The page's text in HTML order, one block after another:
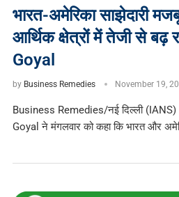
भारत-अमेरिका साझेदारी
आर्थिक क्षेत्रों में तेजी से
Goyal
by Business Remedies November 19,
Business Remedies/नई दिल्ली
Goyal ने मंगलवार को कहा कि भारत और